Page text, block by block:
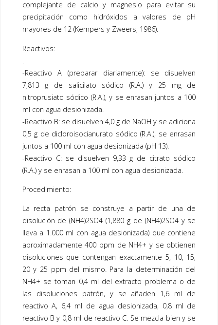
complejante de calcio y magnesio para evitar su
precipitación como hidróxidos a valores de pH
mayores de 12 (Kempers y Zweers, 1986).
Reactivos:
-Reactivo A (preparar diariamente): se disuelven
7,813 g de salicilato sódico (R.A.) y 25 mg de
nitroprusiato sódico (R.A.), y se enrasan juntos a 100
ml con agua desionizada.
-Reactivo B: se disuelven 4,0 g de NaOH y se adiciona
0,5 g de dicloroisocianurato sódico (R.A.), se enrasan
juntos a 100 ml con agua desionizada (pH 13).
-Reactivo C: se disuelven 9,33 g de citrato sódico
(R.A.) y se enrasan a 100 ml con agua desionizada.
Procedimiento:
La recta patrón se construye a partir de una de
disolución de (NH4)2SO4 (1,880 g de (NH4)2SO4 y se
lleva a 1.000 ml con agua desionizada) que contiene
aproximadamente 400 ppm de NH4+ y se obtienen
disoluciones que contengan exactamente 5, 10, 15,
20 y 25 ppm del mismo. Para la determinación del
NH4+ se toman 0,4 ml del extracto problema o de
las disoluciones patrón, y se añaden 1,6 ml de
reactivo A, 6,4 ml de agua desionizada, 0,8 ml de
reactivo B y 0,8 ml de reactivo C. Se mezcla bien y se